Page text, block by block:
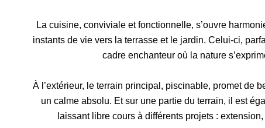
La cuisine, conviviale et fonctionnelle, s’ouvre
instants de vie vers la terrasse et le jardin. Celui-ci,
cadre enchanteur où la nature
À l’extérieur, le terrain principal, piscinable, promet de
un calme absolu. Et sur une partie du terrain, il est
laissant libre cours à différents projets :